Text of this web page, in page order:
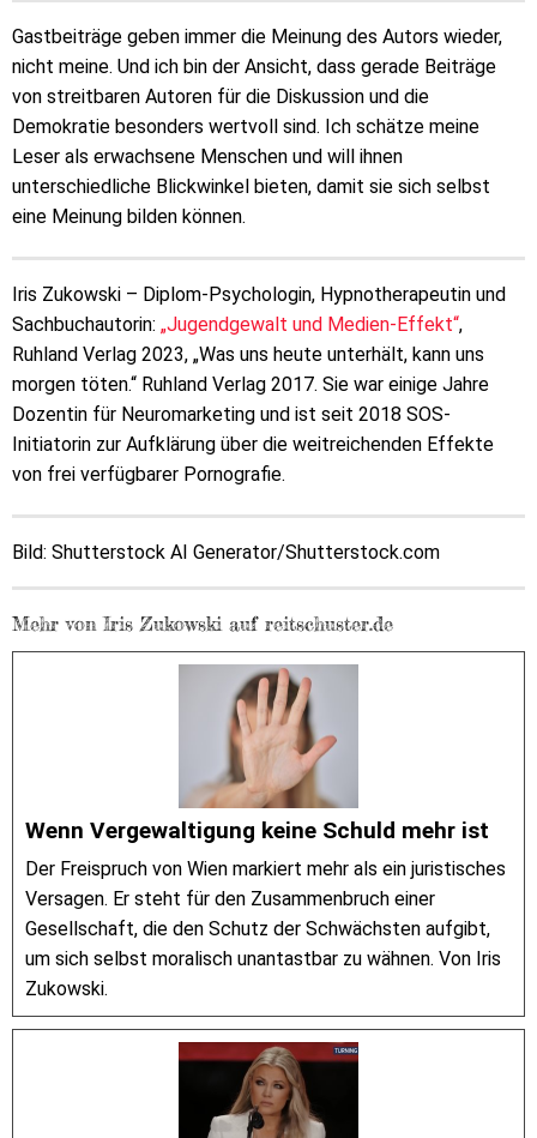
Gastbeiträge geben immer die Meinung des Autors wieder,
nicht meine. Und ich bin der Ansicht, dass gerade Beiträge
von streitbaren Autoren für die Diskussion und die
Demokratie besonders wertvoll sind. Ich schätze meine
Leser als erwachsene Menschen und will ihnen
unterschiedliche Blickwinkel bieten, damit sie sich selbst
eine Meinung bilden können.
Iris Zukowski – Diplom-Psychologin, Hypnotherapeutin und
Sachbuchautorin: „Jugendgewalt und Medien-Effekt“,
Ruhland Verlag 2023, „Was uns heute unterhält, kann uns
morgen töten.“ Ruhland Verlag 2017. Sie war einige Jahre
Dozentin für Neuromarketing und ist seit 2018 SOS-
Initiatorin zur Aufklärung über die weitreichenden Effekte
von frei verfügbarer Pornografie.
Bild: Shutterstock AI Generator/Shutterstock.com
Mehr von Iris Zukowski auf reitschuster.de
Wenn Vergewaltigung keine Schuld mehr ist
Der Freispruch von Wien markiert mehr als ein juristisches
Versagen. Er steht für den Zusammenbruch einer
Gesellschaft, die den Schutz der Schwächsten aufgibt,
um sich selbst moralisch unantastbar zu wähnen. Von Iris
Zukowski.